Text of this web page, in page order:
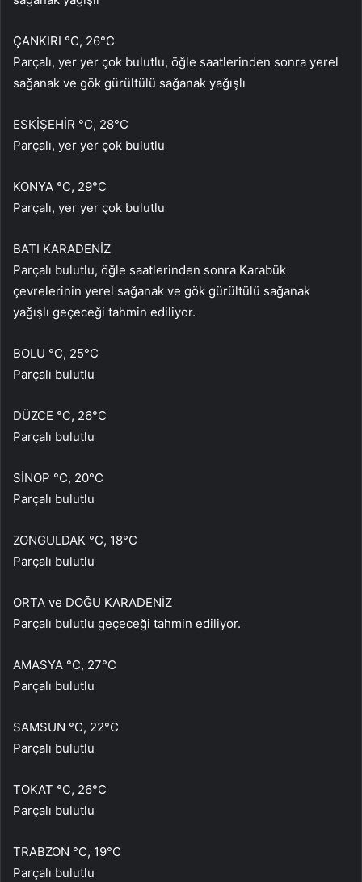
ÇANKIRI °C, 26°C
Parçalı, yer yer çok bulutlu, öğle saatlerinden sonra yerel
sağanak ve gök gürültülü sağanak yağışlı
ESKİŞEHİR °C, 28°C
Parçalı, yer yer çok bulutlu
KONYA °C, 29°C
Parçalı, yer yer çok bulutlu
BATI KARADENİZ
Parçalı bulutlu, öğle saatlerinden sonra Karabük
çevrelerinin yerel sağanak ve gök gürültülü sağanak
yağışlı geçeceği tahmin ediliyor.
BOLU °C, 25°C
Parçalı bulutlu
DÜZCE °C, 26°C
Parçalı bulutlu
SİNOP °C, 20°C
Parçalı bulutlu
ZONGULDAK °C, 18°C
Parçalı bulutlu
ORTA ve DOĞU KARADENİZ
Parçalı bulutlu geçeceği tahmin ediliyor.
AMASYA °C, 27°C
Parçalı bulutlu
SAMSUN °C, 22°C
Parçalı bulutlu
TOKAT °C, 26°C
Parçalı bulutlu
TRABZON °C, 19°C
Parçalı bulutlu